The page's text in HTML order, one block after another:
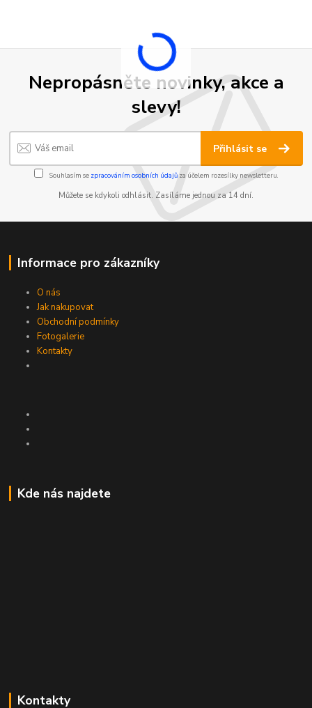
Nepropásněte novinky, akce a
slevy!
Přihlásit se
Souhlasím se zpracováním osobních údajůza účelem rozesílky newsletteru.
Můžete se kdykoli odhlásit. Zasíláme jednou za 14 dní.
Informace pro zákazníky
O nás
Jak nakupovat
Obchodní podmínky
Fotogalerie
Kontakty
Kde nás najdete
Kontakty